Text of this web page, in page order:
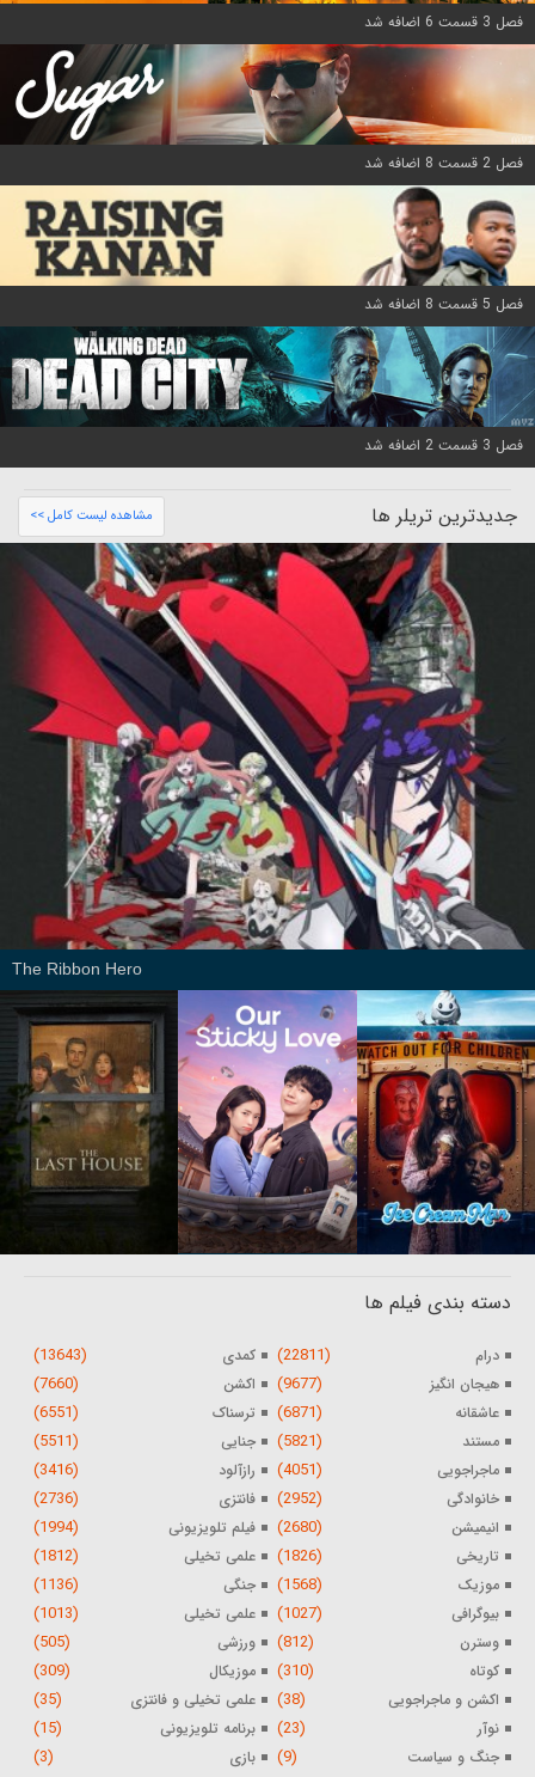
فصل 3 قسمت 6 اضافه شد
فصل 2 قسمت 8 اضافه شد
فصل 5 قسمت 8 اضافه شد
فصل 3 قسمت 2 اضافه شد
جدیدترین تریلر ها مشاهده لیست کامل >>
The Ribbon Hero
دسته بندی فیلم ها
درام (22811) کمدی (13643)
هیجان انگیز (9677) اکشن (7660)
عاشقانه (6871) ترسناک (6551)
مستند (5821) جنایی (5511)
ماجراجویی (4051) رازآلود (3416)
خانوادگی (2952) فانتزی (2736)
انیمیشن (2680) فیلم تلویزیونی (1994)
تاریخی (1826) علمی تخیلی (1812)
موزیک (1568) جنگی (1136)
بیوگرافی (1027) علمی تخیلی (1013)
وسترن (812) ورزشی (505)
کوتاه (310) موزیکال (309)
اکشن و ماجراجویی (38) علمی تخیلی و فانتزی (35)
نوآر (23) برنامه تلویزیونی (15)
جنگ و سیاست (9) بازی (3)